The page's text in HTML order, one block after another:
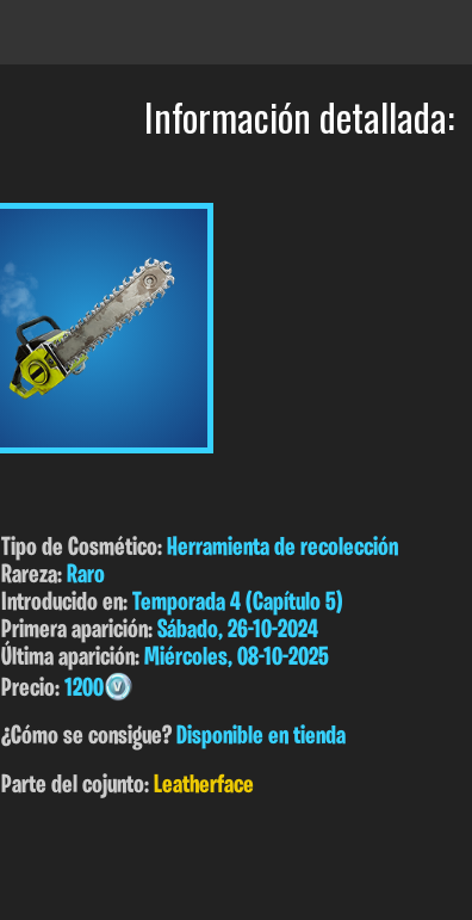
Información detallada:
Tipo de Cosmético:Herramienta de recolección
Rareza:Raro
Introducido en:Temporada 4 (Capítulo 5)
Primera aparición:Sábado, 26-10-2024
Última aparición:Miércoles, 08-10-2025
Precio:1200
¿Cómo se consigue?Disponible en tienda
Parte del cojunto:Leatherface